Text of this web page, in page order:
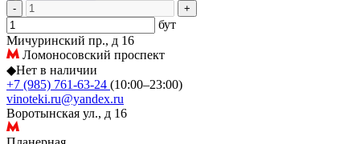
- +
бут
Мичуринский пр., д 16
Ломоносовский проспект
◆Нет в наличии
+7 (985) 761-63-24 (10:00–23:00)
vinoteki.ru@yandex.ru
Воротынская ул., д 16